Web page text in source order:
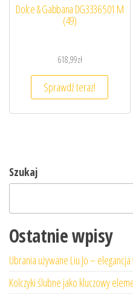
Dolce & Gabbana DG3336 501 M
(49)
618,99zł
Sprawdź teraz!
Szukaj
Ostatnie wpisy
Ubrania używane Liu Jo –
Kolczyki ślubne jako kluczowy